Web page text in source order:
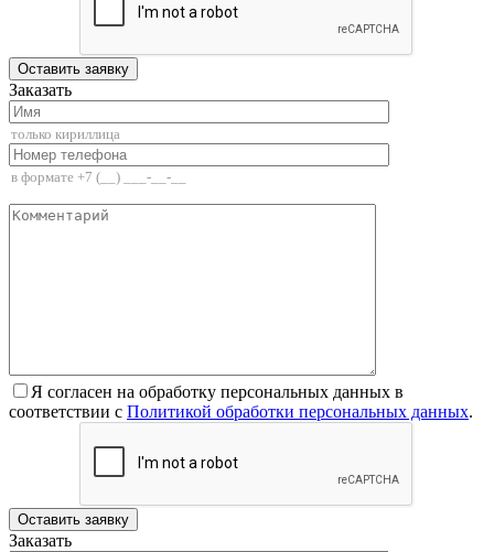
Заказать
Я согласен на обработку персональных данных в
соответствии с Политикой обработки персональных данных.
Заказать